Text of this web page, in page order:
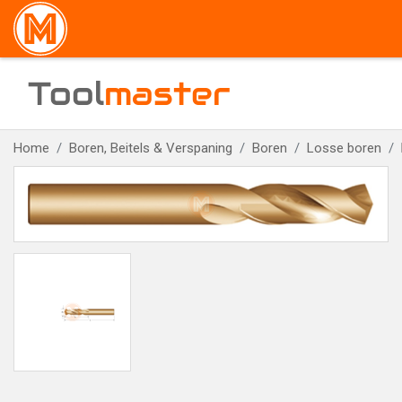
Toolmaster
Home Boren, Beitels & Verspaning Boren Losse boren